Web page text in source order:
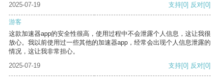
2025-07-19
支持[0] 反对[0]
游客
这款加速器app的安全性很高，使用过程中不会泄露个人信息，这让我很
放心。我以前使用过一些其他的加速器app，经常会出现个人信息泄露的
情况，这让我非常担心。
2025-07-19
支持[0] 反对[0]